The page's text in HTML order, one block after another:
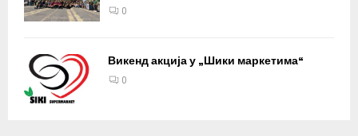
0
Викенд акција у „Шики маркетима“
0